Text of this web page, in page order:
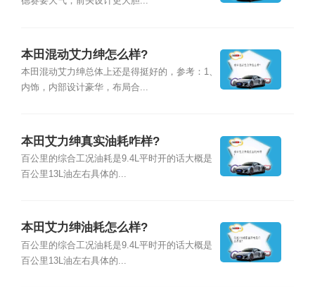
本田混动艾力绅怎么样?
本田混动艾力绅总体上还是得挺好的，参考：1、
内饰，内部设计豪华，布局合...
本田艾力绅真实油耗咋样?
百公里的综合工况油耗是9.4L平时开的话大概是
百公里13L油左右具体的...
本田艾力绅油耗怎么样?
百公里的综合工况油耗是9.4L平时开的话大概是
百公里13L油左右具体的...